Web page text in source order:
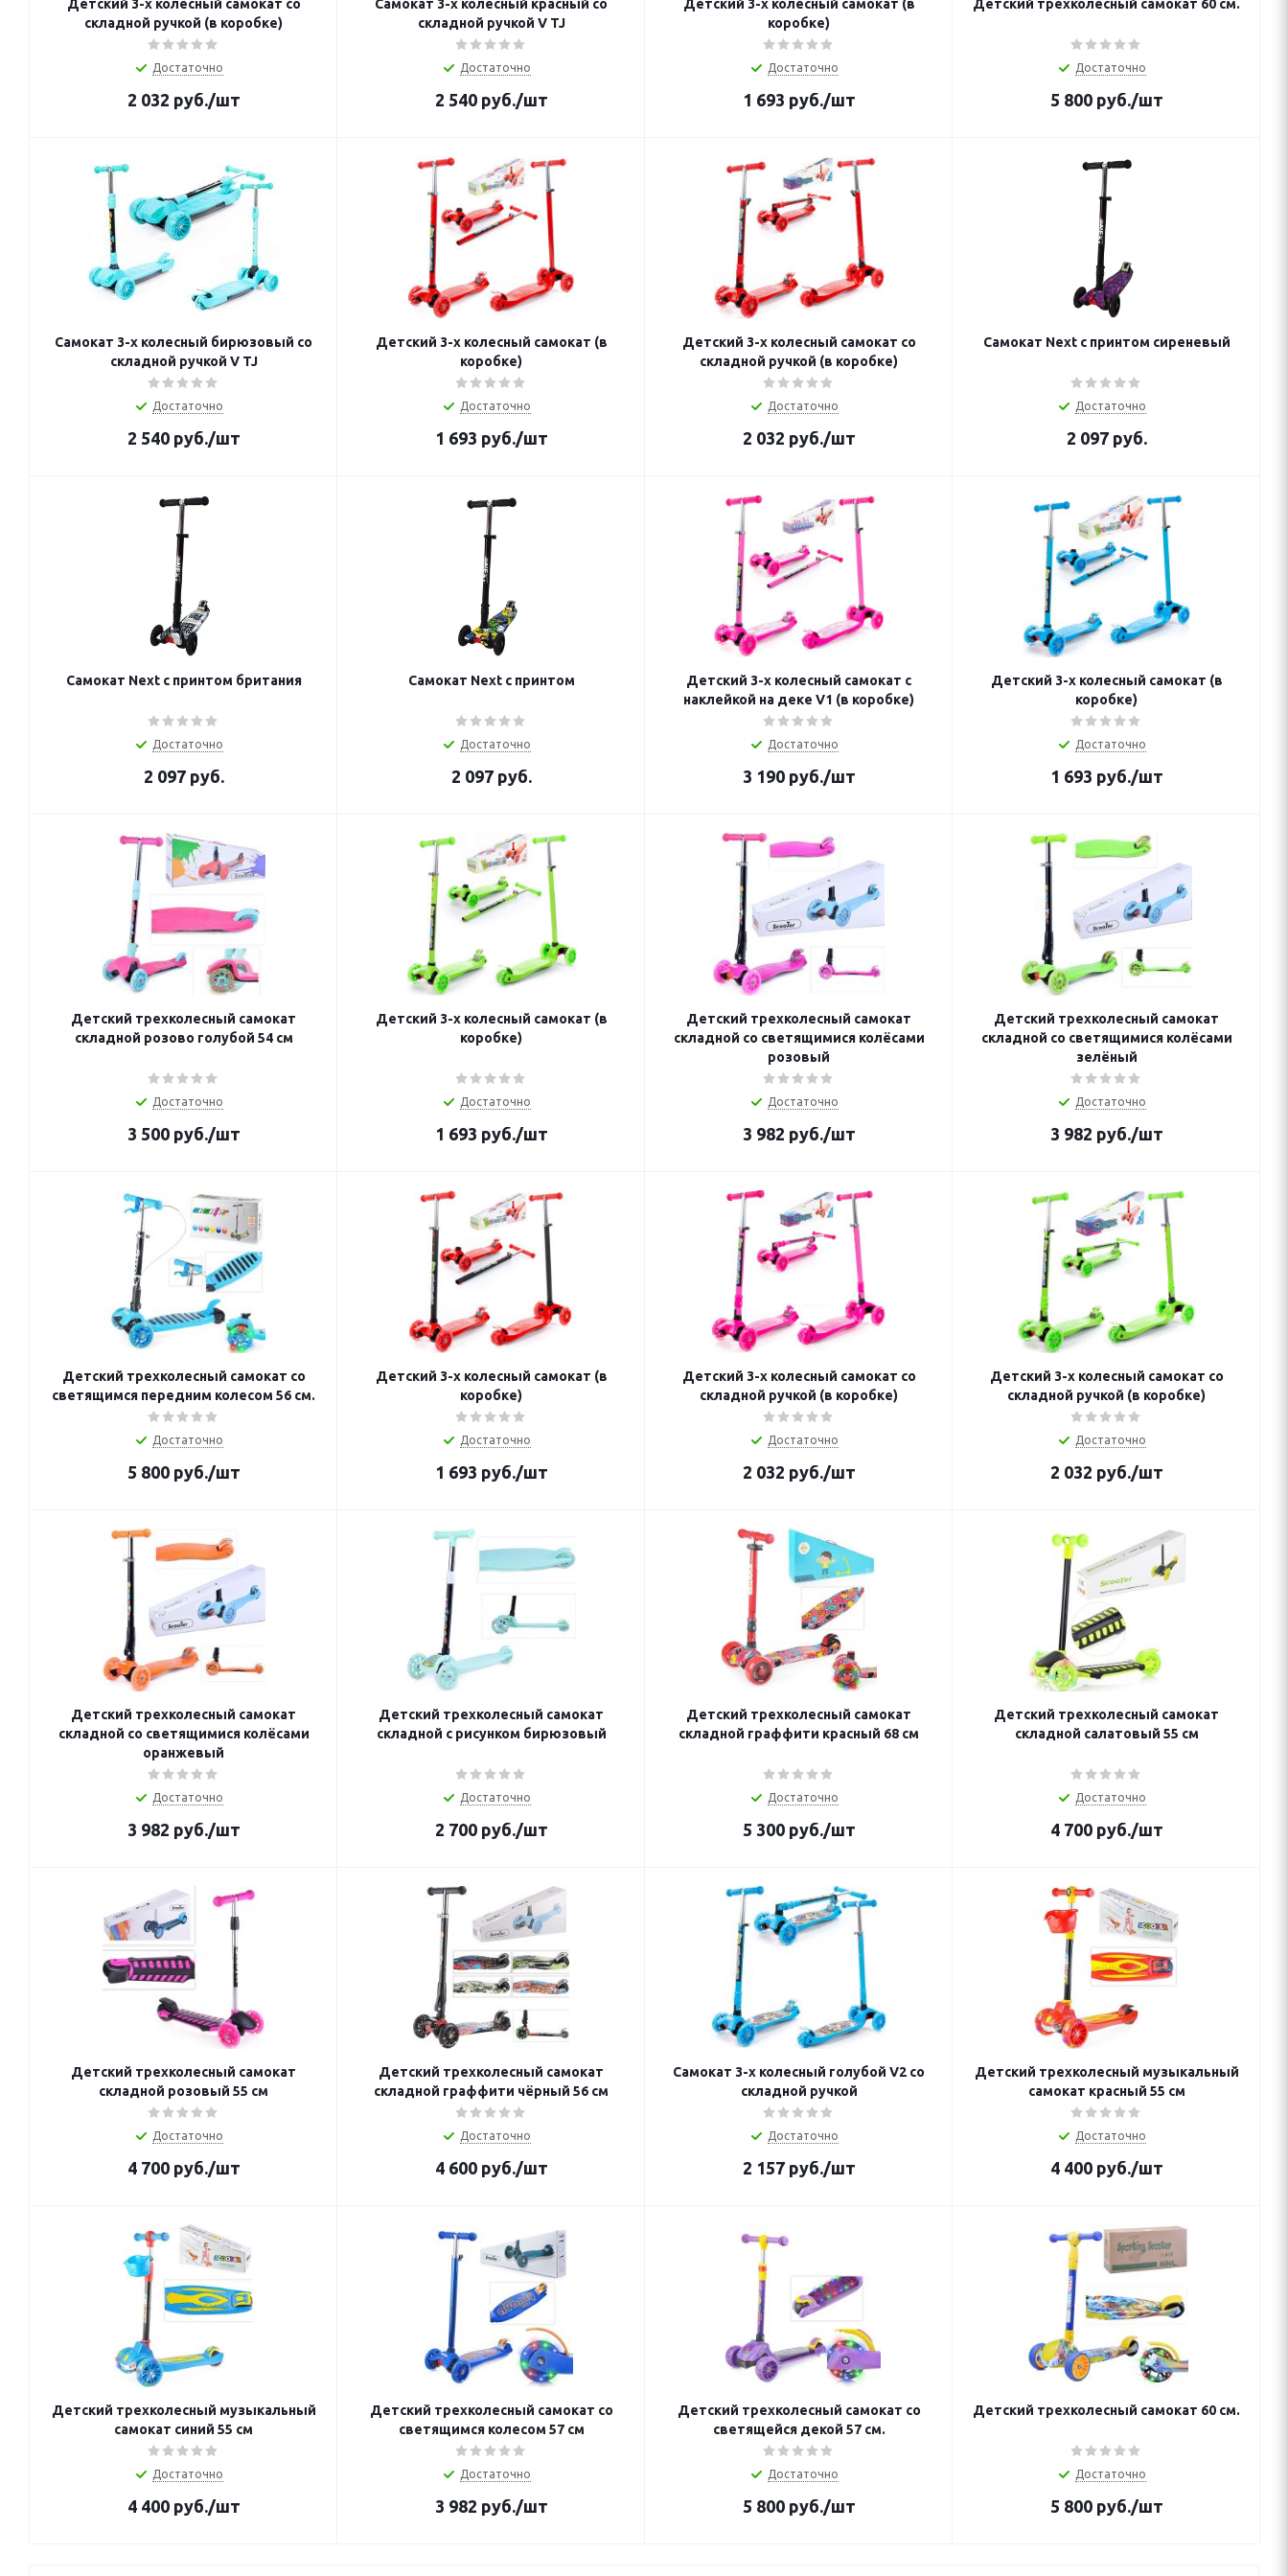
Детский 3-х колесный самокат со
складной ручкой (в коробке)
Достаточно
2 032 руб./шт
Самокат 3-х колесный красный со
складной ручкой V TJ
Достаточно
2 540руб./шт
Детский 3-х колесный самокат (в
коробке)
Достаточно
1 693 руб./шт
Детский трехколесный самокат 60 см.
Достаточно
5 800руб./шт
Самокат 3-х колесный бирюзовый со
складной ручкой V TJ
Достаточно
2 540руб./шт
Детский 3-х колесный самокат (в
коробке)
Достаточно
1 693 руб./шт
Детский 3-х колесный самокат со
складной ручкой (в коробке)
Достаточно
2 032 руб./шт
Самокат Next с принтом сиреневый
Достаточно
2 097руб.
Самокат Next с принтом британия
Достаточно
2 097руб.
Самокат Next с принтом
Достаточно
2 097руб.
Детский 3-х колесный самокат c
наклейкой на деке V1 (в коробке)
Достаточно
3 190руб./шт
Детский 3-х колесный самокат (в
коробке)
Достаточно
1 693 руб./шт
Детский трехколесный самокат
складной розово голубой 54 см
Достаточно
3 500руб./шт
Детский 3-х колесный самокат (в
коробке)
Достаточно
1 693 руб./шт
Детский трехколесный самокат
складной со светящимися колёсами
розовый
Достаточно
3 982 руб./шт
Детский трехколесный самокат
складной со светящимися колёсами
зелёный
Достаточно
3 982 руб./шт
Детский трехколесный самокат со
светящимся передним колесом 56 см.
Достаточно
5 800руб./шт
Детский 3-х колесный самокат (в
коробке)
Достаточно
1 693 руб./шт
Детский 3-х колесный самокат со
складной ручкой (в коробке)
Достаточно
2 032 руб./шт
Детский 3-х колесный самокат со
складной ручкой (в коробке)
Достаточно
2 032 руб./шт
Детский трехколесный самокат
складной со светящимися колёсами
оранжевый
Достаточно
3 982 руб./шт
Детский трехколесный самокат
складной с рисунком бирюзовый
Достаточно
2 700руб./шт
Детский трехколесный самокат
складной граффити красный 68 см
Достаточно
5 300руб./шт
Детский трехколесный самокат
складной салатовый 55 см
Достаточно
4 700руб./шт
Детский трехколесный самокат
складной розовый 55 см
Достаточно
4 700руб./шт
Детский трехколесный самокат
складной граффити чёрный 56 см
Достаточно
4 600руб./шт
Самокат 3-х колесный голубой V2 со
складной ручкой
Достаточно
2 157руб./шт
Детский трехколесный музыкальный
самокат красный 55 см
Достаточно
4 400руб./шт
Детский трехколесный музыкальный
самокат синий 55 см
Достаточно
4 400руб./шт
Детский трехколесный самокат со
светящимся колесом 57 см
Достаточно
3 982 руб./шт
Детский трехколесный самокат со
светящейся декой 57 см.
Достаточно
5 800руб./шт
Детский трехколесный самокат 60 см.
Достаточно
5 800руб./шт